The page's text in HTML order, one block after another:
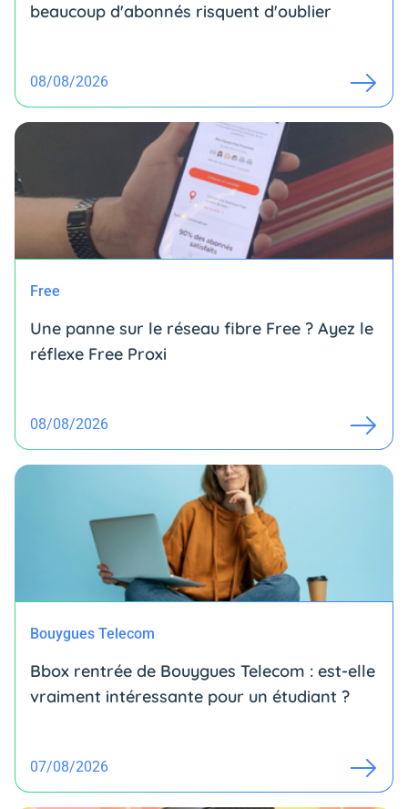
beaucoup d'abonnés risquent d'oublier
08/08/2026
Free
Une panne sur le réseau fibre Free ? Ayez le
réflexe Free Proxi
08/08/2026
Bouygues Telecom
Bbox rentrée de Bouygues Telecom : est-elle
vraiment intéressante pour un étudiant ?
07/08/2026